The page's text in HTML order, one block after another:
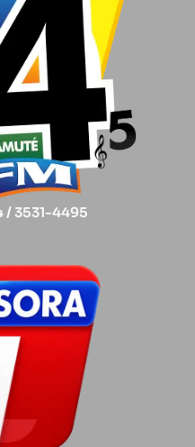
/ 3531-4495